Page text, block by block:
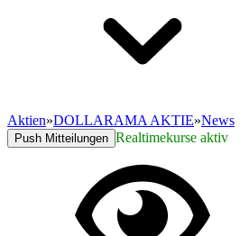
Aktien»DOLLARAMA AKTIE»News
Push Mitteilungen Realtimekurse aktiv